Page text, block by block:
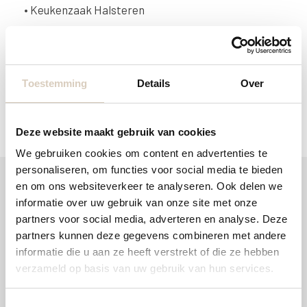
Toestemming Details Over
Deze website maakt gebruik van cookies
We gebruiken cookies om content en advertenties te
personaliseren, om functies voor social media te bieden
en om ons websiteverkeer te analyseren. Ook delen we
informatie over uw gebruik van onze site met onze
partners voor social media, adverteren en analyse. Deze
partners kunnen deze gegevens combineren met andere
informatie die u aan ze heeft verstrekt of die ze hebben
verzameld op basis van uw gebruik van hun services.
• Keukenzaak Halsteren
F
e
o
o
k
T
t
e
r
L
k
d
I
n
E
i
W
t
A
p
p